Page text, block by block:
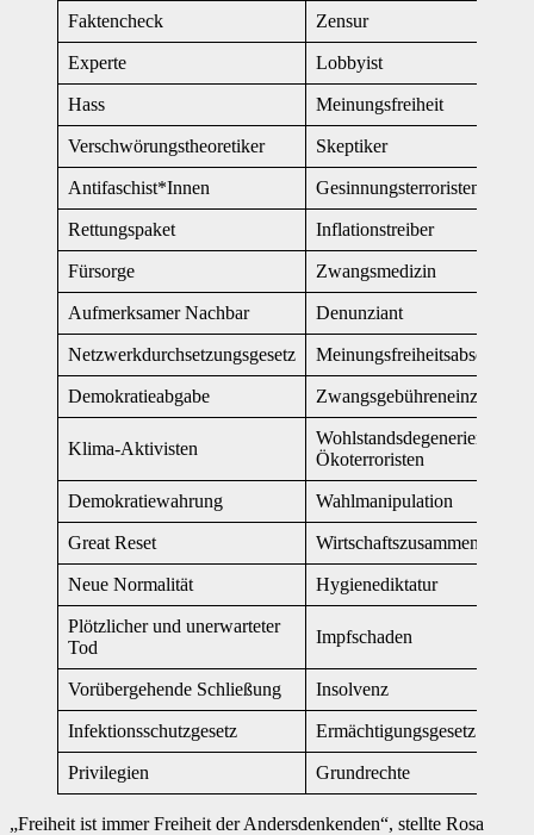
Faktencheck Zensur
Experte Lobbyist
Hass Meinungsfreiheit
Verschwörungstheoretiker Skeptiker
Antifaschist*Innen Gesinnungsterroristen
Rettungspaket Inflationstreiber
Fürsorge Zwangsmedizin
Aufmerksamer Nachbar Denunziant
Netzwerkdurchsetzungsgesetz
Demokratieabgabe
Klima-Aktivisten
Wohlstandsdegenerierte
Ökoterroristen
Demokratiewahrung Wahlmanipulation
Great Reset Wirtschaftszusammenbruch
Neue Normalität Hygienediktatur
Plötzlicher und unerwarteter
Tod
Impfschaden
Vorübergehende Schließung Insolvenz
Infektionsschutzgesetz Ermächtigungsgesetz
Privilegien Grundrechte
„Freiheit ist immer Freiheit der Andersdenkenden“, stellte Rosa